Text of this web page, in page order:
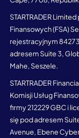
STARTRADER
Finansowych (FSA)
rejestracyjnym
adresem Suite 3,
Mahe, Seszele.
STARTRADER
Komisji Usług
firmy 212229 GBC i
się pod adresem
Avenue, Ebene